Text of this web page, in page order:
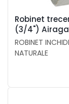
Robinet
(3/4") Airaga
ROBINET
NATURALE